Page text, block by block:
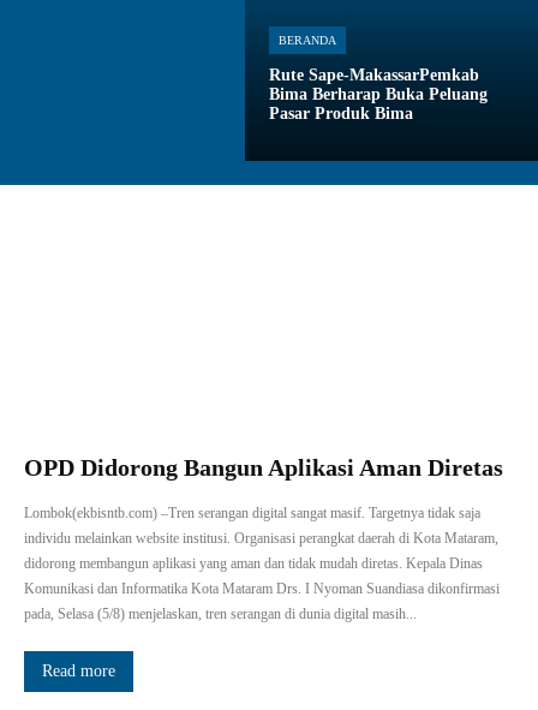
BERANDA
Rute Sape-MakassarPemkab
Bima Berharap Buka Peluang
Pasar Produk Bima
OPD Didorong Bangun Aplikasi Aman Diretas
Lombok(ekbisntb.com) –Tren serangan digital sangat masif. Targetnya tidak saja
individu melainkan website institusi. Organisasi perangkat daerah di Kota Mataram,
didorong membangun aplikasi yang aman dan tidak mudah diretas. Kepala Dinas
Komunikasi dan Informatika Kota Mataram Drs. I Nyoman Suandiasa dikonfirmasi
pada, Selasa (5/8) menjelaskan, tren serangan di dunia digital masih...
Read more